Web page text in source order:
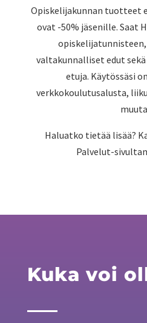
Opiskelijakunnan tuotteet
ovat -50% jäsenille. Saat
valtakunnalliset edut
etuja. Käytössäsi
verkkokoulutusalusta,
Haluatko tietää lisää?
Palvelut-
Kuka voi